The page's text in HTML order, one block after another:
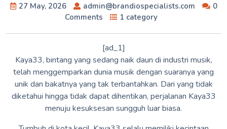
27 May, 2026 admin@brandiospecialists.com
0
Comments
1 category
[ad_1]
Kaya33, bintang yang sedang naik daun di industri musik,
telah menggemparkan dunia musik dengan suaranya yang
unik dan bakatnya yang tak terbantahkan. Dari yang tidak
diketahui hingga tidak dapat dihentikan, perjalanan Kaya33
menuju kesuksesan sungguh luar biasa.